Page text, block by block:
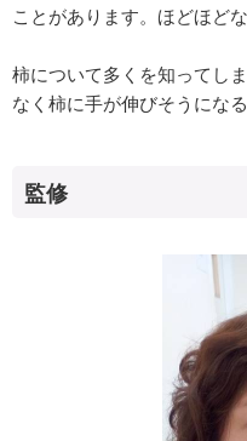
ことがあります。ほどほど
柿について多くを知ってし
なく柿に手が伸びそうにな
監修